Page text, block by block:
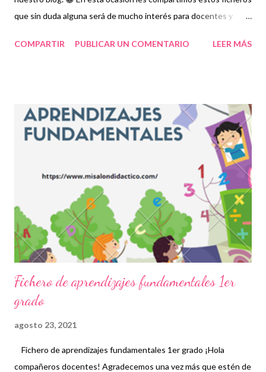
que sin duda alguna será de mucho interés para docentes y
didáctica que tiene como propósito fomentar actividades
enseñanza en educación básica. Los ficheros de aprendizajes
fundamentales, como su nombre lo indica, contiene información,
prácticas y elementos fundamentales para que los niños puedan
equilibrar su formación sobre todo ahora que la pandemia nos ha
retrasado en diversas acciones que habitualmente se
ejemplificaban de mejor manera cuando las clases eran
presenciales. Nuevamente nuestro reconocimiento y
agradecimiento a los autores de este magnífico material...
COMPARTIR PUBLICAR UN COMENTARIO LEER MÁS
Fichero de aprendizajes fundamentales 1er
grado
agosto 23, 2021
Fichero de aprendizajes fundamentales 1er grado ¡Hola
compañeros docentes! Agradecemos una vez más que estén de